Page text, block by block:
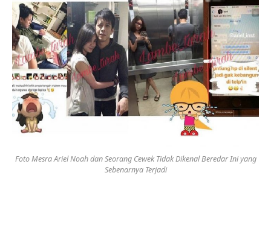
Foto Mesra Ariel Noah dan Seorang Cewek Tidak Dikenal Beredar Ini yang
Sebenarnya Terjadi